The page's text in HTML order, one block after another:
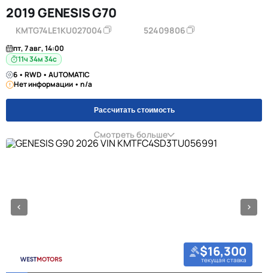
2019 GENESIS G70
KMTG74LE1KU027004 52409806
пт, 7 авг, 14:00
11ч 34м 34с
6 • RWD • AUTOMATIC
Нет информации • n/a
Рассчитать стоимость
Смотреть больше
$16,300
текущая ставка